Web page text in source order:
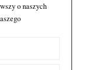
o naszych